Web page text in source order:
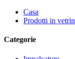
Casa
Prodotti in
Categorie